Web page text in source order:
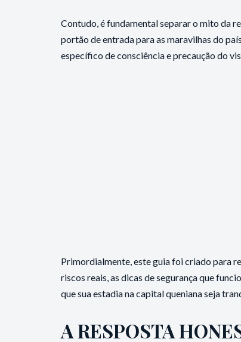
Contudo, é fundamental separar o mito da
portão de entrada para as maravilhas do
específico de consciência e precaução do
Primordialmente, este guia foi criado para
riscos reais, as dicas de segurança que
que sua estadia na capital queniana seja
A RESPOSTA